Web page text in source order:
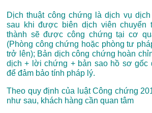
Dịch thuật công chứng là dịch vụ
sau khi được biên dịch viên chuyển
thành sẽ được công chứng tại cơ
(Phòng công chứng hoặc phòng tư
trở lên); Bản dịch công chứng hoàn
dịch + lời chứng + bản sao hồ sơ gốc
để đảm bảo tính pháp lý.
Theo quy định của luật Công chứng
như sau, khách hàng cần quan tâm